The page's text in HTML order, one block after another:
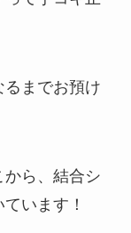
までお預け
ら、結合シ
います！